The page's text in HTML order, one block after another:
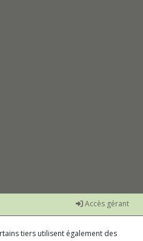
Accès gérant
tiers utilisent également des